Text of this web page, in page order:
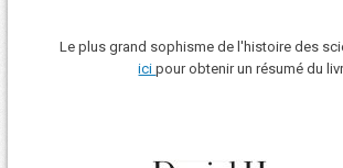
Le plus grand sophisme de l'histoire des
icipour obtenir un résumé du